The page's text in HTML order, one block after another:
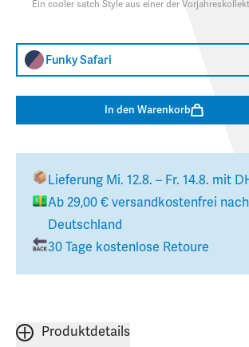
Ein cooler satch Style aus einer der
Funky Safari
In den Warenkorb
Lieferung Mi. 12.8. – Fr. 14.8. mit
Ab 29,00 € versandkostenfrei nach
Deutschland
30 Tage kostenlose Retoure
Produktdetails